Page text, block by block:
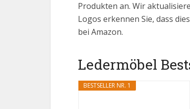
Produkten an. Wir
Logos erkennen Sie, dass
bei Amazon.
Ledermöbel
BESTSELLER NR. 1